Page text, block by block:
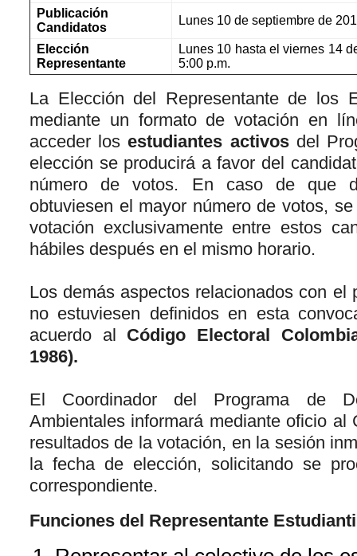
Publicación
Candidatos
Lunes 10 de septiembre de
Elección
Representante
Lunes 10 hasta el viernes 14
5:00 p.m.
La Elección del Representante de los
mediante un formato de votación en
acceder losestudiantes activosdel
elección se producirá a favor del
número de votos. En caso de que
obtuviesen el mayor número de votos,
votación exclusivamente entre estos
hábiles después en el mismo horario.
Los demás aspectos relacionados con el
no estuviesen definidos en esta
acuerdo al Código Electoral
1986).
El Coordinador del Programa de
Ambientales informará mediante oficio al
resultados de la votación, en la sesión
la fecha de elección, solicitando se
correspondiente.
Funciones del Representante